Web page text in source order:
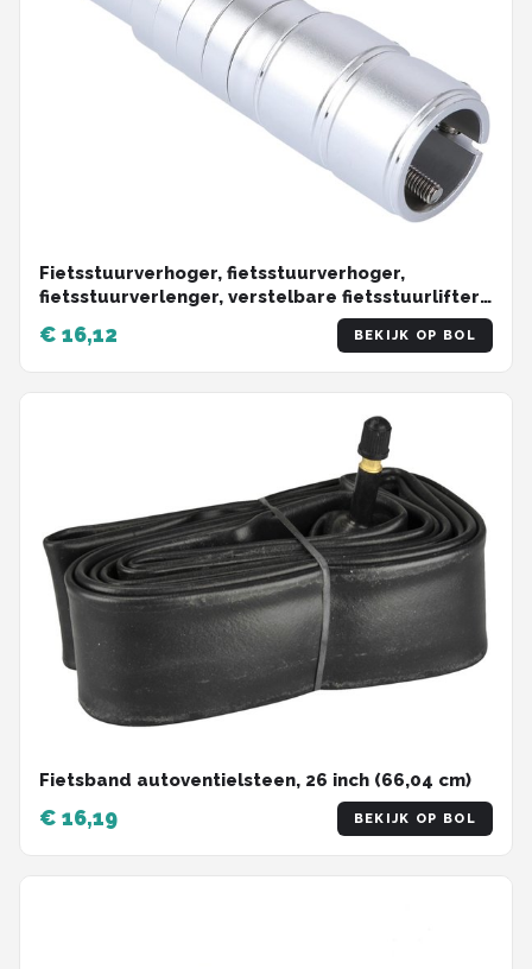
Fietsstuurverhoger, fietsstuurverhoger,
fietsstuurverlenger, verstelbare fietsstuurlifter,
heftrucklifter, verlengstang - zilver
€ 16,12 BEKIJK OP BOL
Fietsband autoventielsteen, 26 inch (66,04 cm)
€ 16,19 BEKIJK OP BOL